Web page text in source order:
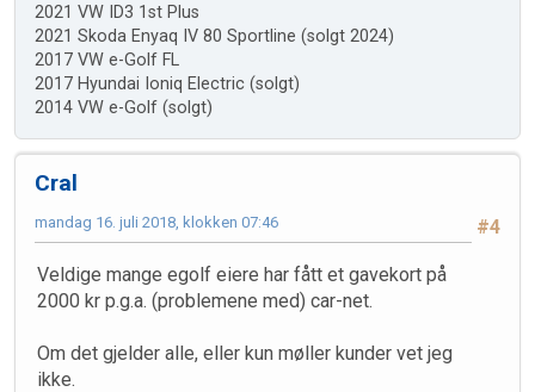
2021 VW ID3 1st Plus
2021 Skoda Enyaq IV 80 Sportline (solgt 2024)
2017 VW e-Golf FL
2017 Hyundai Ioniq Electric (solgt)
2014 VW e-Golf (solgt)
Cral
#4
mandag 16. juli 2018, klokken 07:46
Veldige mange egolf eiere har fått et gavekort på
2000 kr p.g.a. (problemene med) car-net.
Om det gjelder alle, eller kun møller kunder vet jeg
ikke.